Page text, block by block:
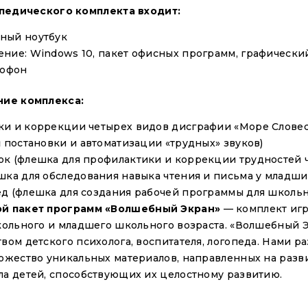
комплекта входит:
ноутбук
Windows 10, пакет офисных программ,
комплекса:
и коррекции четырех видов дисграфии «Море
и автоматизации «трудных» звуков)
(флешка для профилактики и коррекции трудностей
для обследования навыка чтения и письма у
(флешка для создания рабочей программы для
пакет программ «Волшебный Экран» — комплект
и младшего школьного возраста. «Волшебный
детского психолога, воспитателя, логопеда.
уникальных материалов, направленных на
детей, способствующих их целостному развитию.